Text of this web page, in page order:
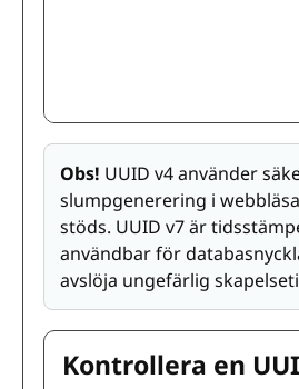
Obs! UUID v4 använder
slumpgenerering i
stöds. UUID v7 är
användbar för
avslöja ungefärlig
Kontrollera en